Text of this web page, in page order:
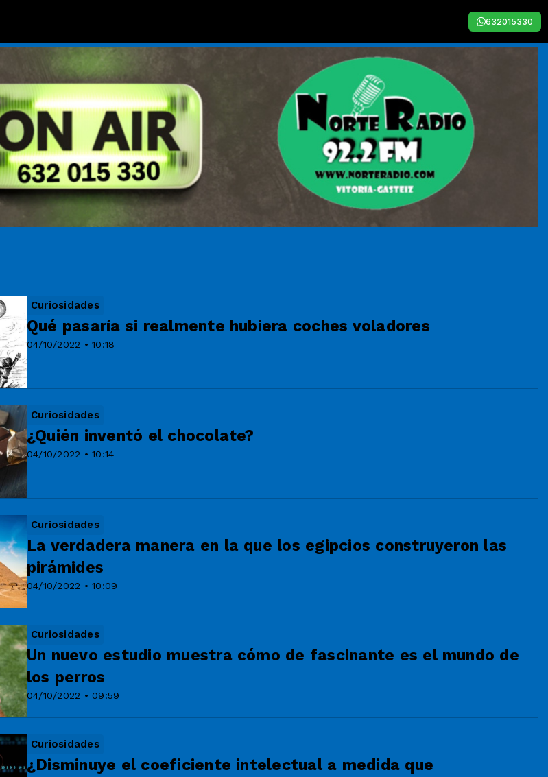
632015330
Curiosidades
04/10/2022 • 10:18
Qué pasaría si realmente hubiera coches voladores
Curiosidades
04/10/2022 • 10:14
¿Quién inventó el chocolate?
Curiosidades
04/10/2022 • 10:09
La verdadera manera en la que los egipcios construyeron las
pirámides
Curiosidades
04/10/2022 • 09:59
Un nuevo estudio muestra cómo de fascinante es el mundo de
los perros
Curiosidades
¿Disminuye el coeficiente intelectual a medida que